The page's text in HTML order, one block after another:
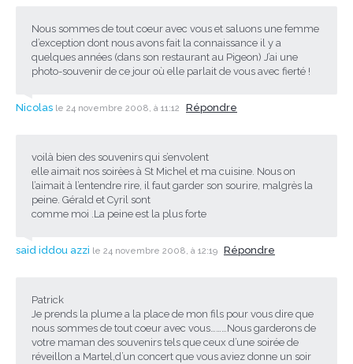
Nous sommes de tout coeur avec vous et saluons une femme
d’exception dont nous avons fait la connaissance il y a
quelques années (dans son restaurant au Pigeon) J’ai une
photo-souvenir de ce jour où elle parlait de vous avec fierté !
Nicolas le 24 novembre 2008, à 11:12 Répondre
voilà bien des souvenirs qui s’envolent
elle aimait nos soirèes à St Michel et ma cuisine. Nous on
l’aimait à l’entendre rire, il faut garder son sourire, malgrès la
peine. Gérald et Cyril sont
comme moi .La peine est la plus forte
said iddou azzi le 24 novembre 2008, à 12:19 Répondre
Patrick
Je prends la plume a la place de mon fils pour vous dire que
nous sommes de tout coeur avec vous………Nous garderons de
votre maman des souvenirs tels que ceux d’une soirée de
réveillon a Martel,d’un concert que vous aviez donne un soir